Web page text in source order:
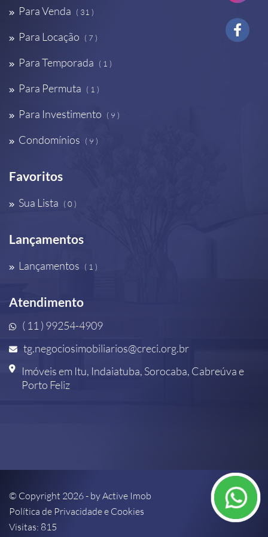
Para Venda ( 31 )
Para Locação ( 7 )
Para Temporada ( 1 )
Para Permuta ( 1 )
Para Investimento ( 9 )
Condomínios ( 9 )
Favoritos
Sua Lista ( 0 )
Lançamentos
Lançamentos ( 1 )
Atendimento
( 11 ) 99254-4909
tg.negociosimobiliarios@creci.org.br
Imóveis em Itu, Indaiatuba, Sorocaba, Cabreúva e
Porto Feliz
© Copyright 2026 - byActive Imob
Política de Privacidade e Cookies
Visitas: 815